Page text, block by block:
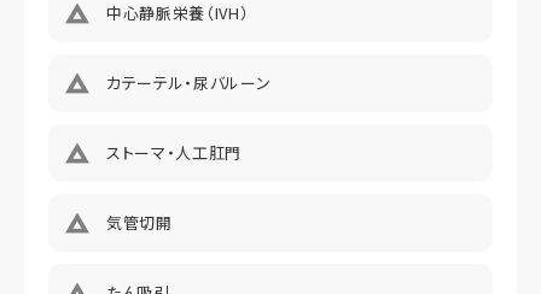
中心静脈栄養（IVH）
カテーテル・尿バルーン
ストーマ・人工肛門
気管切開